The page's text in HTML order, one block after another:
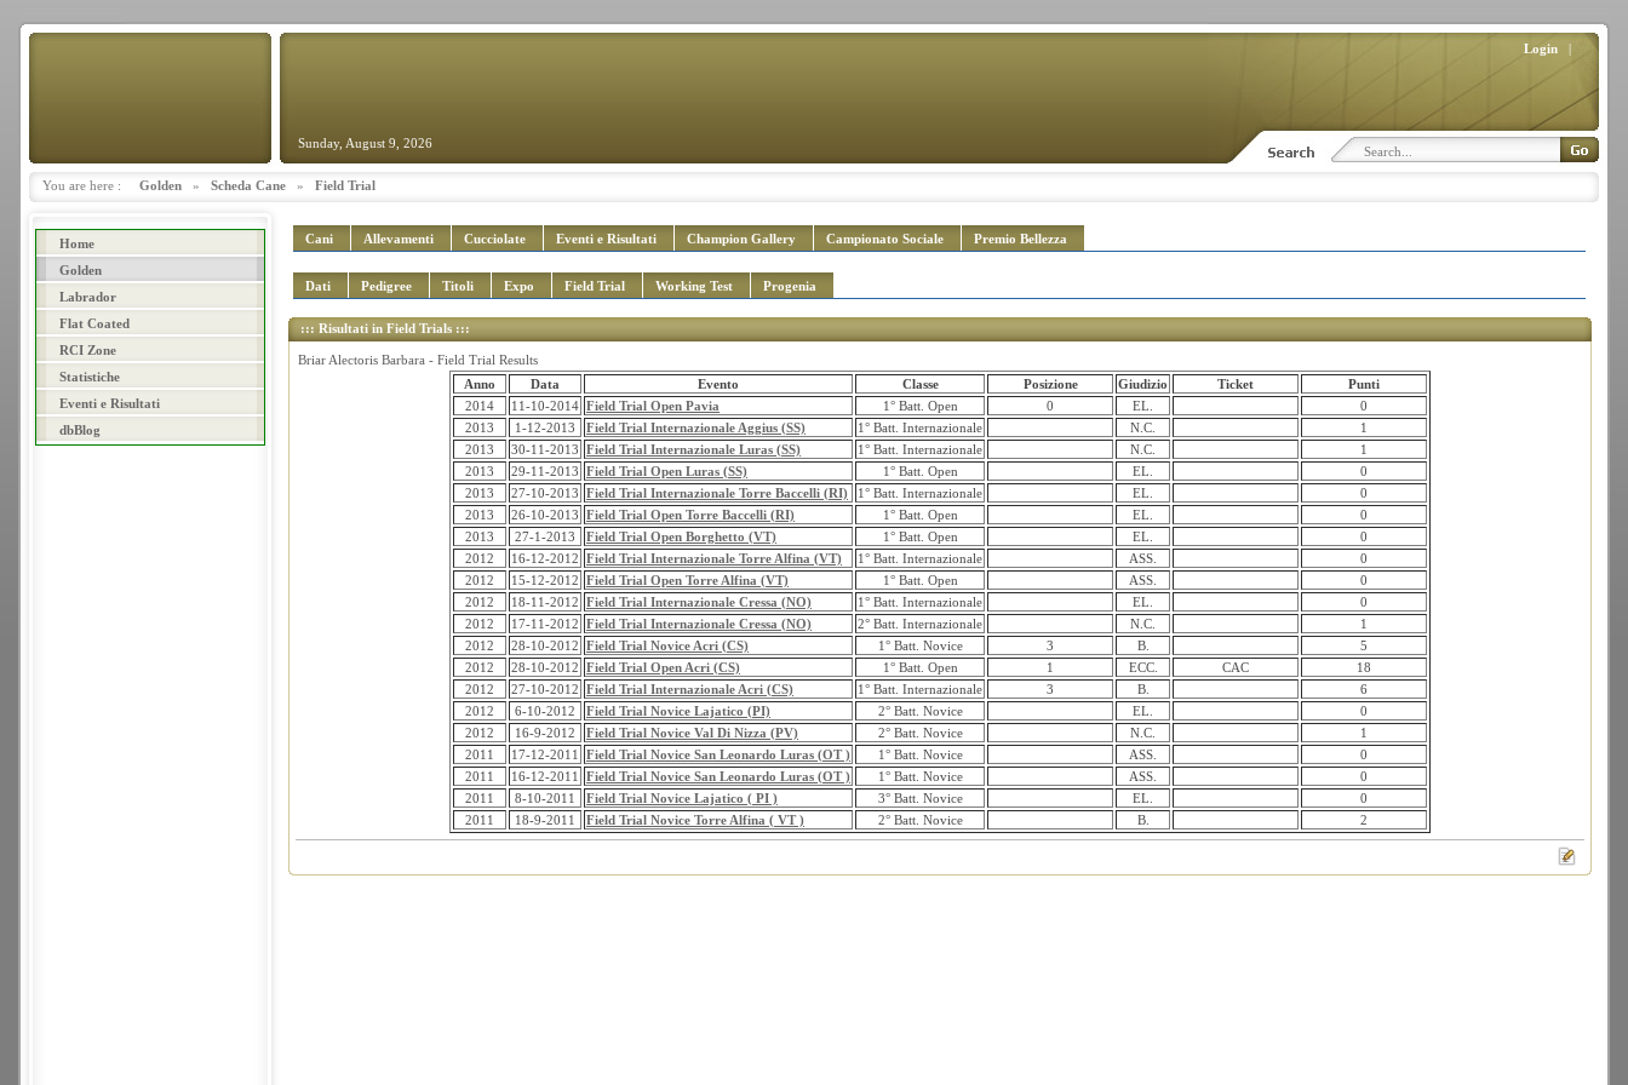
Login |
Sunday, August 9, 2026
You are here : Golden » Scheda Cane » Field Trial
Home
Golden
Labrador
Flat Coated
RCI Zone
Statistiche
Eventi e Risultati
dbBlog
Cani Allevamenti Cucciolate Eventi e Risultati Champion Gallery Campionato Sociale Premio Bellezza
Dati Pedigree Titoli Expo Field Trial Working Test Progenia
::: Risultati in Field Trials :::
Briar Alectoris Barbara - Field Trial Results
Anno
Data Evento Classe Posizione Giudizio Ticket
Punti
2014
11-10-2014 Field Trial Open Pavia 1° Batt. Open 0 EL.
0
2013
1-12-2013 Field Trial Internazionale Aggius (SS) 1° Batt. Internazionale N.C.
1
2013
30-11-2013 Field Trial Internazionale Luras (SS) 1° Batt. Internazionale N.C.
1
2013
29-11-2013 Field Trial Open Luras (SS) 1° Batt. Open EL.
0
2013
27-10-2013 Field Trial Internazionale Torre Baccelli (RI) 1° Batt. Internazionale EL.
0
2013
26-10-2013 Field Trial Open Torre Baccelli (RI) 1° Batt. Open EL.
0
2013
27-1-2013 Field Trial Open Borghetto (VT) 1° Batt. Open EL.
0
2012
16-12-2012 Field Trial Internazionale Torre Alfina (VT) 1° Batt. Internazionale ASS.
0
2012
15-12-2012 Field Trial Open Torre Alfina (VT) 1° Batt. Open ASS.
0
2012
18-11-2012 Field Trial Internazionale Cressa (NO) 1° Batt. Internazionale EL.
0
2012
17-11-2012 Field Trial Internazionale Cressa (NO) 2° Batt. Internazionale N.C.
1
2012
28-10-2012 Field Trial Novice Acri (CS) 1° Batt. Novice 3 B.
5
2012
28-10-2012 Field Trial Open Acri (CS) 1° Batt. Open 1 ECC. CAC
18
2012
27-10-2012 Field Trial Internazionale Acri (CS) 1° Batt. Internazionale 3 B.
6
2012
6-10-2012 Field Trial Novice Lajatico (PI) 2° Batt. Novice EL.
0
2012
16-9-2012 Field Trial Novice Val Di Nizza (PV) 2° Batt. Novice N.C.
1
2011
17-12-2011 Field Trial Novice San Leonardo Luras (OT ) 1° Batt. Novice ASS.
0
2011
16-12-2011 Field Trial Novice San Leonardo Luras (OT ) 1° Batt. Novice ASS.
0
2011
8-10-2011 Field Trial Novice Lajatico ( PI ) 3° Batt. Novice EL.
0
2011
18-9-2011 Field Trial Novice Torre Alfina ( VT ) 2° Batt. Novice B. 2